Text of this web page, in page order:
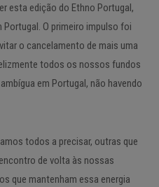
esta edição do Ethno Portugal,
Portugal. O primeiro impulso foi
o cancelamento de mais uma
todos os nossos fundos
em Portugal, não havendo
todos a precisar, outras que
de volta às nossas
que mantenham essa energia